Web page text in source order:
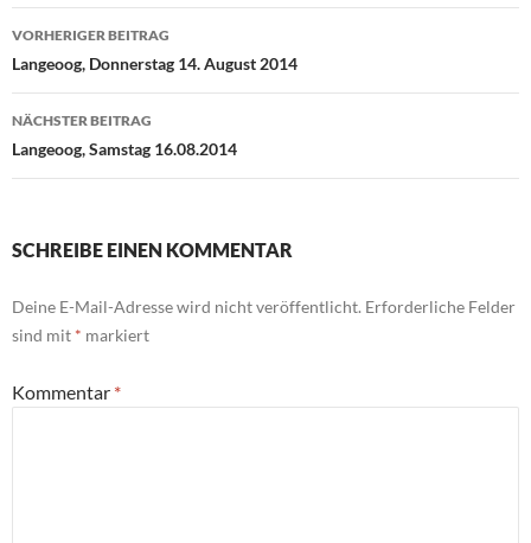
Beitragsnavigation
VORHERIGER BEITRAG
Langeoog, Donnerstag 14. August 2014
NÄCHSTER BEITRAG
Langeoog, Samstag 16.08.2014
SCHREIBE EINEN KOMMENTAR
Deine E-Mail-Adresse wird nicht veröffentlicht. Erforderliche Felder
sind mit * markiert
Kommentar *